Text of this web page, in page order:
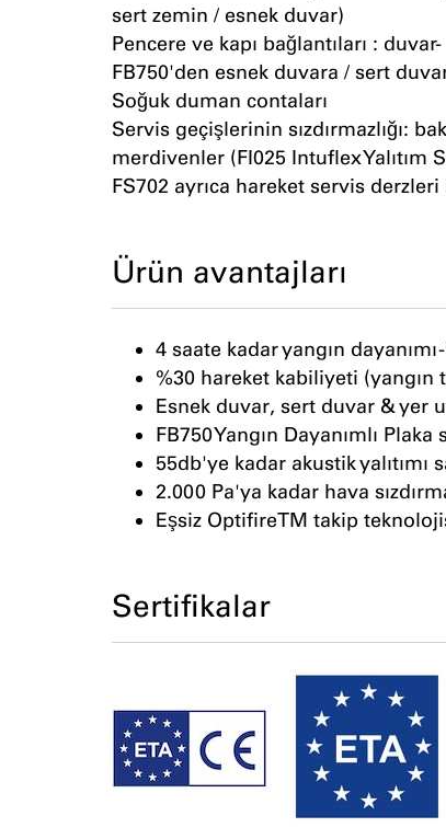
sert zemin / esnek duvar)
Pencere ve kapı bağlantıları :
FB750'den esnek duvara / sert
Soğuk duman contaları
Servis geçişlerinin sızdırmazlığı:
merdivenler (FI025 Intuflex Yalıtım
FS702 ayrıca hareket servis
Ürün avantajları
4 saate kadar yangın
%30 hareket kabiliyeti (yangın
Esnek duvar, sert duvar & yer
FB750 Yangın Dayanımlı Plaka
55db'ye kadar akustik yalıtımı
2.000 Pa'ya kadar hava
Eşsiz OptifireTM takip
Sertifikalar